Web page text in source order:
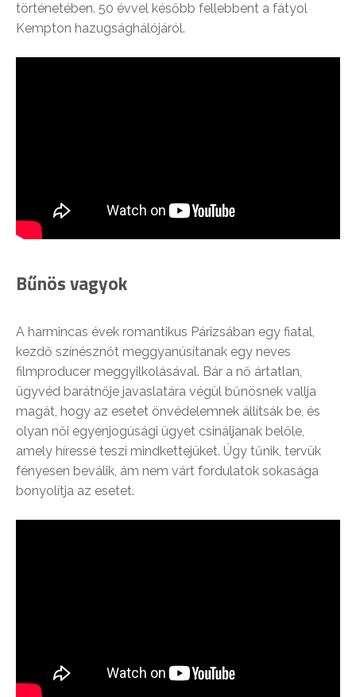
történetében. 50 évvel később fellebbent a fátyol
Kempton hazugsághálójáról.
Bűnös vagyok
A harmincas évek romantikus Párizsában egy fiatal,
kezdő színésznőt meggyanúsítanak egy neves
filmproducer meggyilkolásával. Bár a nő ártatlan,
ügyvéd barátnője javaslatára végül bűnösnek vallja
magát, hogy az esetet önvédelemnek állítsák be, és
olyan női egyenjogúsági ügyet csináljanak belőle,
amely híressé teszi mindkettejüket. Úgy tűnik, tervük
fényesen beválik, ám nem várt fordulatok sokasága
bonyolítja az esetet.